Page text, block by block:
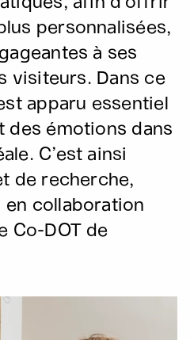
personnalisées,
à ses
visiteurs. Dans ce
apparu essentiel
des émotions dans
C’est ainsi
de recherche,
en collaboration
Co-DOT de